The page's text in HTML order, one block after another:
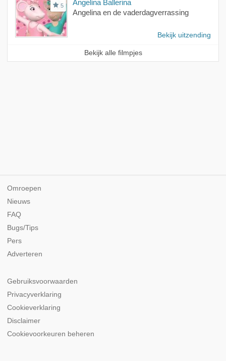
5
Angelina Ballerina
Angelina en de vaderdagverrassing
Bekijk uitzending
Bekijk alle filmpjes
Omroepen
Nieuws
FAQ
Bugs/Tips
Pers
Adverteren
Gebruiksvoorwaarden
Privacyverklaring
Cookieverklaring
Disclaimer
Cookievoorkeuren beheren